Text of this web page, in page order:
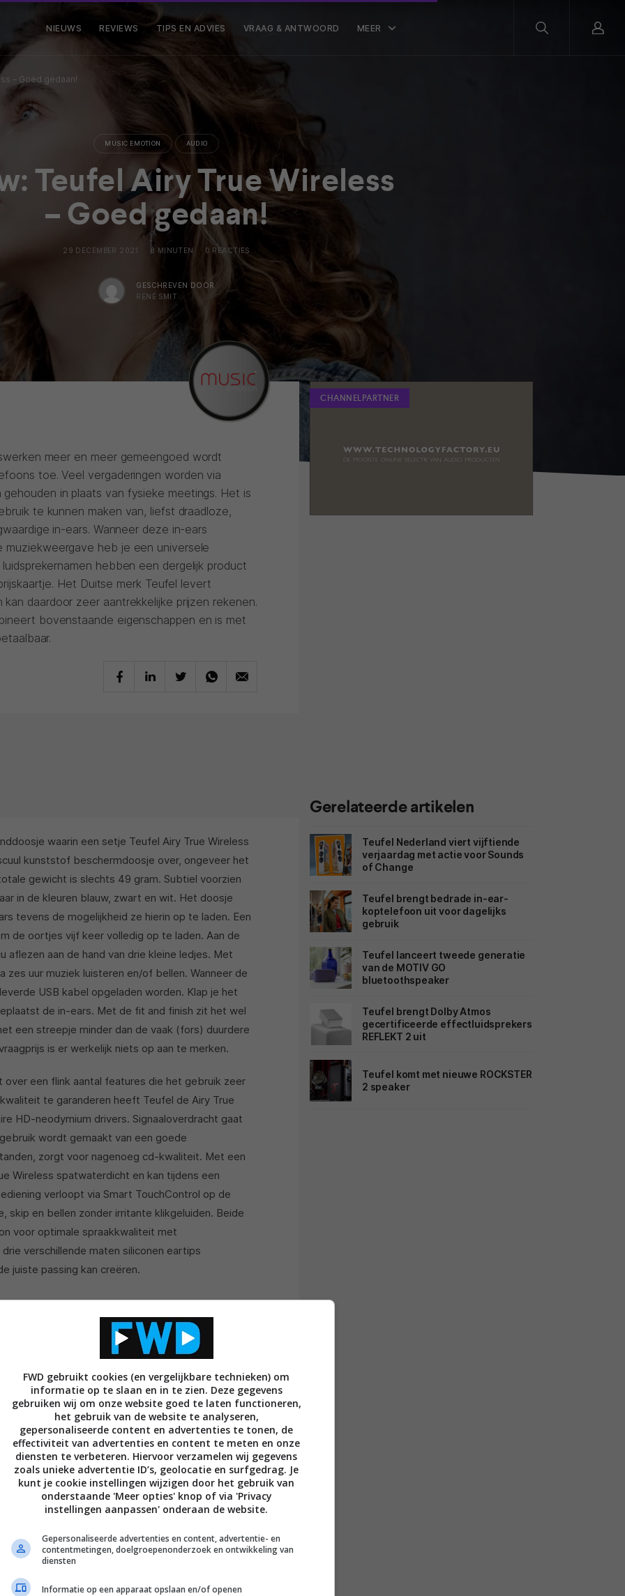
NIEUWS REVIEWS TIPS EN ADVIES VRAAG & ANTWOORD MEER
– Goed gedaan!
MUSIC EMOTION AUDIO
Teufel Airy True Wireless
– Goed gedaan!
29 DECEMBER 2021 8 MINUTEN 0 REACTIES
GESCHREVEN DOOR
RENÉ SMIT
meer en meer gemeengoed wordt
toe. Veel vergaderingen worden via
in plaats van fysieke meetings. Het is
te kunnen maken van, liefst draadloze,
in-ears. Wanneer deze in-ears
heb je een universele
hebben een dergelijk product
Het Duitse merk Teufel levert
daardoor zeer aantrekkelijke prijzen rekenen.
bovenstaande eigenschappen en is met
waarin een setje Teufel Airy True Wireless
kunststof beschermdoosje over, ongeveer het
gewicht is slechts 49 gram. Subtiel voorzien
in de kleuren blauw, zwart en wit. Het doosje
tevens de mogelijkheid ze hierin op te laden. Een
de oortjes vijf keer volledig op te laden. Aan de
aflezen aan de hand van drie kleine ledjes. Met
zes uur muziek luisteren en/of bellen. Wanneer de
USB kabel opgeladen worden. Klap je het
de in-ears. Met de fit and finish zit het wel
een streepje minder dan de vaak (fors) duurdere
is er werkelijk niets op aan te merken.
over een flink aantal features die het gebruik zeer
te garanderen heeft Teufel de Airy True
HD-neodymium drivers. Signaaloverdracht gaat
wordt gemaakt van een goede
zorgt voor nagenoeg cd-kwaliteit. Met een
Wireless spatwaterdicht en kan tijdens een
verloopt via Smart TouchControl op de
skip en bellen zonder irritante klikgeluiden. Beide
voor optimale spraakkwaliteit met
verschillende maten siliconen eartips
juiste passing kan creëren.
CHANNELPARTNER
Gerelateerde artikelen
Teufel Nederland viert vijftiende
verjaardag met actie voor Sounds
of Change
Teufel brengt bedrade in-ear-
koptelefoon uit voor dagelijks
gebruik
Teufel lanceert tweede generatie
van de MOTIV GO
bluetoothspeaker
Teufel brengt Dolby Atmos
gecertificeerde effectluidsprekers
REFLEKT 2 uit
Teufel komt met nieuwe ROCKSTER
2 speaker
FWD gebruikt cookies (en vergelijkbare technieken) om
informatie op te slaan en in te zien. Deze gegevens
gebruiken wij om onze website goed te laten functioneren,
het gebruik van de website te analyseren,
gepersonaliseerde content en advertenties te tonen, de
effectiviteit van advertenties en content te meten en onze
diensten te verbeteren. Hiervoor verzamelen wij gegevens
zoals unieke advertentie ID’s, geolocatie en surfgedrag. Je
kunt je cookie instellingen wijzigen door het gebruik van
onderstaande 'Meer opties' knop of via 'Privacy
instellingen aanpassen' onderaan de website.
Gepersonaliseerde advertenties en content, advertentie- en
contentmetingen, doelgroepenonderzoek en ontwikkeling van
diensten
Informatie op een apparaat opslaan en/of openen